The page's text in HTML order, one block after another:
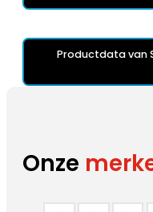
Productdata van
Onze